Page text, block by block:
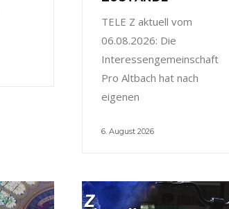
TELE Z aktuell vom
06.08.2026: Die
Interessengemeinschaft
Pro Altbach hat nach
eigenen
6. August 2026